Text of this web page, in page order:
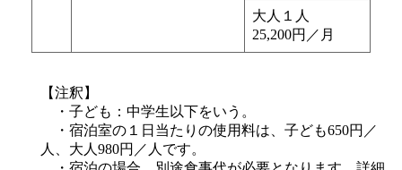
大人１人
25,200円／月
【注釈】
・子ども：中学生以下をいう。
・宿泊室の１日当たりの使用料は、子ども650円／
人、大人980円／人です。